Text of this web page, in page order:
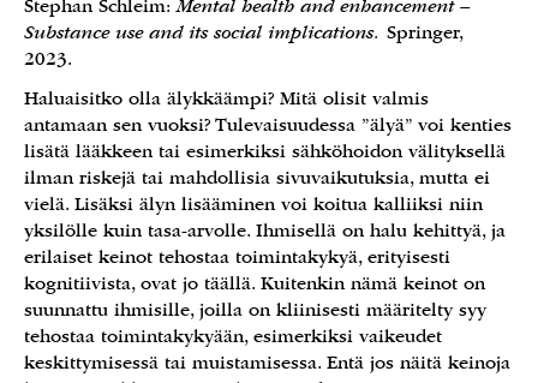
Stephan Schleim:Mental health and enhancement –
Substance use and its social implications. Springer,
2023.
Haluaisitko olla älykkäämpi? Mitä olisit valmis
antamaan sen vuoksi? Tulevaisuudessa ”älyä” voi kenties
lisätä lääkkeen tai esimerkiksi sähköhoidon välityksellä
ilman riskejä tai mahdollisia sivuvaikutuksia, mutta ei
vielä. Lisäksi älyn lisääminen voi koitua kalliiksi niin
yksilölle kuin tasa-arvolle. Ihmisellä on halu kehittyä, ja
erilaiset keinot tehostaa toimintakykyä, erityisesti
kognitiivista, ovat jo täällä. Kuitenkin nämä keinot on
suunnattu ihmisille, joilla on kliinisesti määritelty syy
tehostaa toimintakykyään, esimerkiksi vaikeudet
keskittymisessä tai muistamisessa. Entä jos näitä keinoja